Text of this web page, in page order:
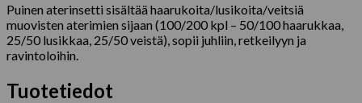
Puinen aterinsetti sisältää haarukoita/lusikoita/veitsiä
muovisten aterimien sijaan (100/200 kpl – 50/100 haarukkaa,
25/50 lusikkaa, 25/50 veistä), sopii juhliin, retkeilyyn ja
ravintoloihin.
Tuotetiedot